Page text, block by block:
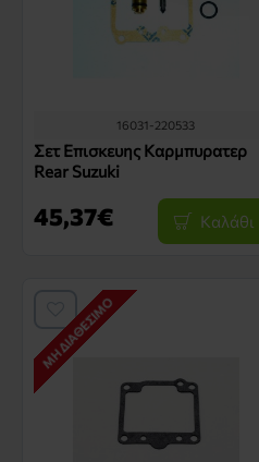
16031-220533
Σετ Επισκευης Καρμπυρατερ
Rear Suzuki
45,37€ Καλάθι
ΜΗ ΔΙΑΘΈΣΙΜΟ